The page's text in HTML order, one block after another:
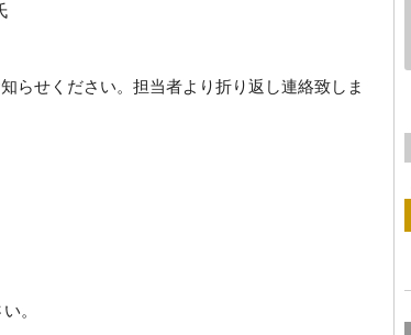
せください。担当者より折り返し連絡致しま
。